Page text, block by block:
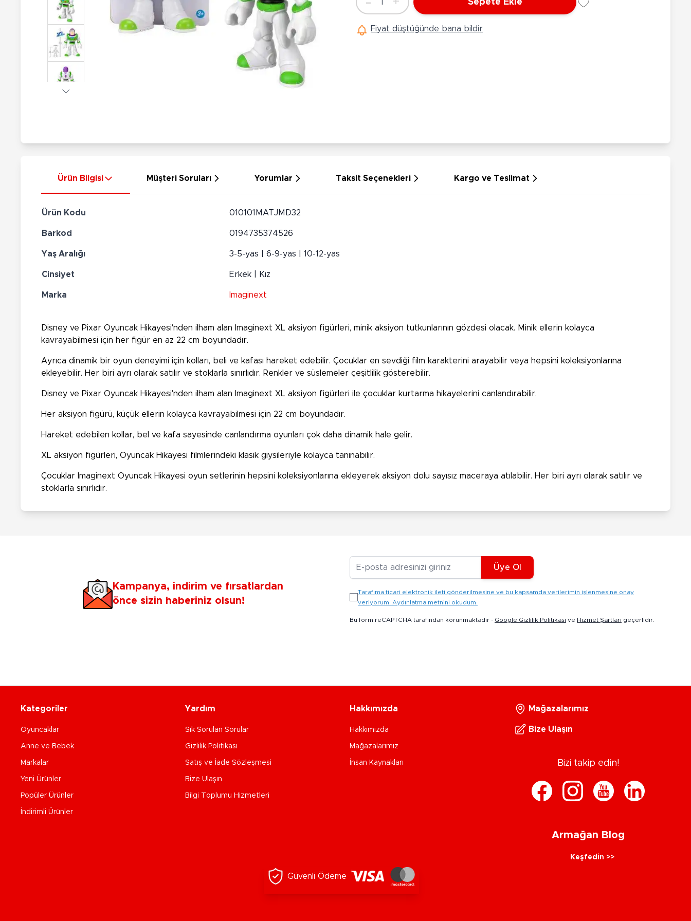
Hayvan Figürler
Çeşitli Figürler
Koleksiyon Figürler
Elektronik Ürünler
Silahlar
Hobi Oyuncakları
Sihirbazlık Setleri
Puzzlelar
Çeşitli Eğlence Oyuncakları
Bebek Araç Gereçleri
Ürünleri
Akülü Araçlar
Bin Git Araçlar
Çeşitli Peluşlar
Adet
1 Sepete Ekle
Fiyat düştüğünde bana bildir
Ürün Bilgisi Müşteri Soruları Yorumlar Taksit Seçenekleri Kargo ve Teslimat
Ürün Kodu 010101MATJMD32
Barkod 0194735374526
Yaş Aralığı 3-5-yas | 6-9-yas | 10-12-yas
Cinsiyet Erkek | Kız
Marka Imaginext
Disney ve Pixar Oyuncak Hikayesi'nden ilham alan Imaginext XL aksiyon figürleri, minik aksiyon tutkunlarının gözdesi olacak. Minik ellerin kolayca
kavrayabilmesi için her figür en az 22 cm boyundadır.
Ayrıca dinamik bir oyun deneyimi için kolları, beli ve kafası hareket edebilir. Çocuklar en sevdiği film karakterini arayabilir veya hepsini koleksiyonlarına
ekleyebilir. Her biri ayrı olarak satılır ve stoklarla sınırlıdır. Renkler ve süslemeler çeşitlilik gösterebilir.
Disney ve Pixar Oyuncak Hikayesi'nden ilham alan Imaginext XL aksiyon figürleri ile çocuklar kurtarma hikayelerini canlandırabilir.
Her aksiyon figürü, küçük ellerin kolayca kavrayabilmesi için 22 cm boyundadır.
Hareket edebilen kollar, bel ve kafa sayesinde canlandırma oyunları çok daha dinamik hale gelir.
XL aksiyon figürleri, Oyuncak Hikayesi filmlerindeki klasik giysileriyle kolayca tanınabilir.
Çocuklar Imaginext Oyuncak Hikayesi oyun setlerinin hepsini koleksiyonlarına ekleyerek aksiyon dolu sayısız maceraya atılabilir. Her biri ayrı olarak satılır ve
stoklarla sınırlıdır.
Kampanya, indirim ve fırsatlardan
önce sizin haberiniz olsun!
Üye Ol
Tarafıma ticari elektronik ileti gönderilmesine ve bu kapsamda verilerimin işlenmesine onay
veriyorum. Aydınlatma metnini okudum.
Bu form reCAPTCHA tarafından korunmaktadır - Google Gizlilik Politikası ve Hizmet Şartları geçerlidir.
Kategoriler
Oyuncaklar
Anne ve Bebek
Markalar
Yeni Ürünler
Popüler Ürünler
İndirimli Ürünler
Yardım
Sık Sorulan Sorular
Gizlilik Politikası
Satış ve İade Sözleşmesi
Bize Ulaşın
Bilgi Toplumu Hizmetleri
Hakkımızda
Hakkımızda
Mağazalarımız
İnsan Kaynakları
Mağazalarımız
Bize Ulaşın
Bizi takip edin!
Armağan Blog
Keşfedin >>
Güvenli Ödeme